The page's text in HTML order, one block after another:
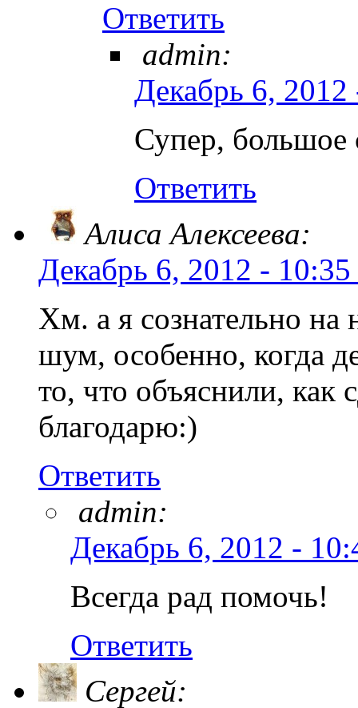
Ответить
admin:
Декабрь 6,
Супер, большое
Ответить
Алиса Алексеева:
Декабрь 6, 2012 -
Хм. а я сознательно на
шум, особенно, когда
то, что объяснили, как
благодарю:)
Ответить
admin:
Декабрь 6, 2012 -
Всегда рад помочь!
Ответить
Сергей: